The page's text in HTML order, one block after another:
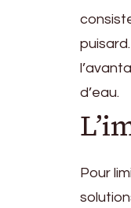
d’eau.
Pour